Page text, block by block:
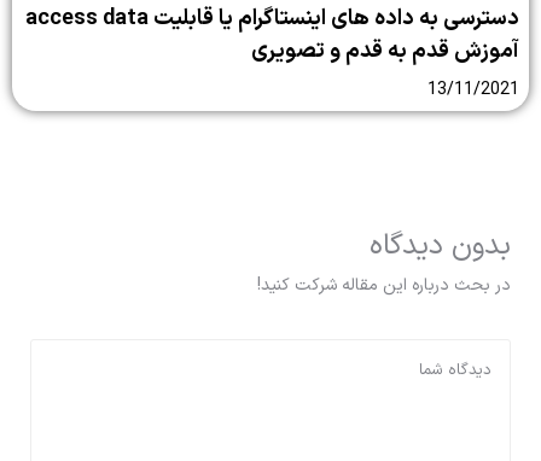
دسترسی به داده های اینستاگرام یا قابلیت access data
آموزش قدم به قدم و تصویری
13/11/2021
بدون دیدگاه
در بحث درباره این مقاله شرکت کنید!